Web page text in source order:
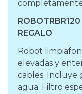
completamente
REGALO
Robot
elevadas y
cables. Incluye
agua. Filtro